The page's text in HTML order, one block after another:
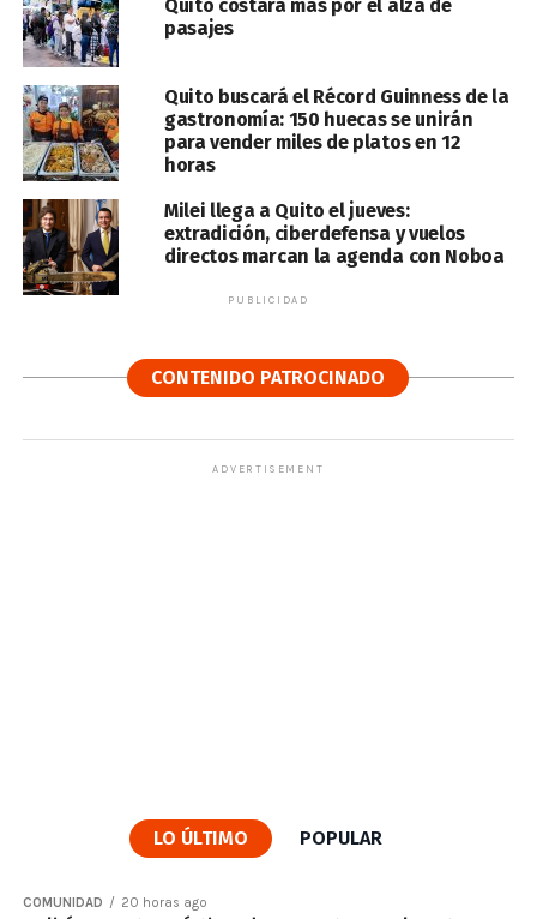
Quito costará más por el alza de
pasajes
Quito buscará el Récord Guinness de la
gastronomía: 150 huecas se unirán
para vender miles de platos en 12
horas
Milei llega a Quito el jueves:
extradición, ciberdefensa y vuelos
directos marcan la agenda con Noboa
PUBLICIDAD
CONTENIDO PATROCINADO
ADVERTISEMENT
LO ÚLTIMO POPULAR
COMUNIDAD 20 horas ago